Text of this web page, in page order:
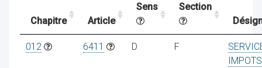
Chapitre Article
Sens
Section
012 6411 D F
IMPOTS